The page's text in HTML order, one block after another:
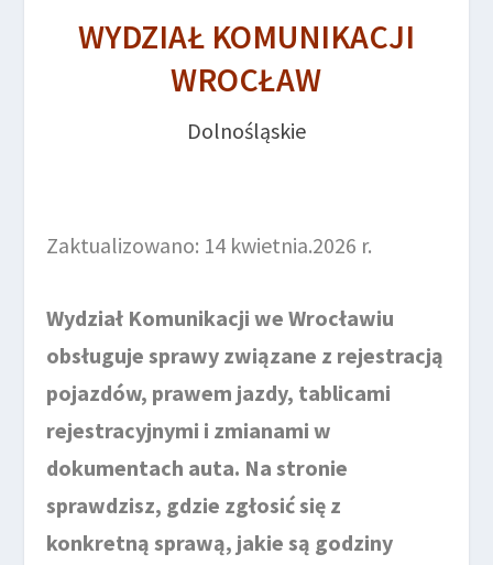
WYDZIAŁ KOMUNIKACJI
WROCŁAW
Dolnośląskie
Zaktualizowano: 14 kwietnia.2026 r.
Wydział Komunikacji we Wrocławiu
obsługuje sprawy związane z rejestracją
pojazdów, prawem jazdy, tablicami
rejestracyjnymi i zmianami w
dokumentach auta. Na stronie
sprawdzisz, gdzie zgłosić się z
konkretną sprawą, jakie są godziny